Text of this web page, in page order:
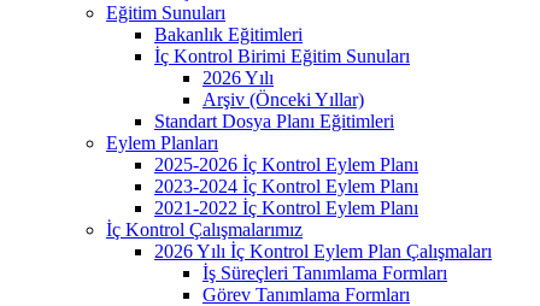
Eğitim Sunuları
Bakanlık Eğitimleri
İç Kontrol Birimi Eğitim Sunuları
2026 Yılı
Arşiv (Önceki Yıllar)
Standart Dosya Planı Eğitimleri
Eylem Planları
2025-2026 İç Kontrol Eylem Planı
2023-2024 İç Kontrol Eylem Planı
2021-2022 İç Kontrol Eylem Planı
İç Kontrol Çalışmalarımız
2026 Yılı İç Kontrol Eylem Plan Çalışmaları
İş Süreçleri Tanımlama Formları
Görev Tanımlama Formları